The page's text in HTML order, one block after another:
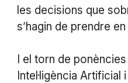
les decisions que
s’hagin de prendre
I el torn de
Intel·ligència